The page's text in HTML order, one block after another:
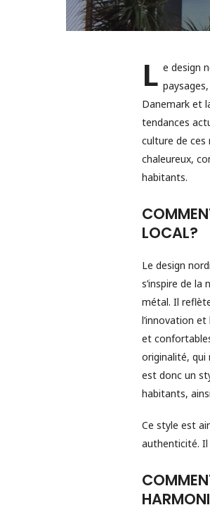
L e design
Danemark et
tendances
culture de ces
chaleureux,
habitants.
LOCAL?
Le design
s’inspire de
métal. Il
l’innovation
et
originalité, qui
est donc un
habitants,
Ce style est
authenticité. Il